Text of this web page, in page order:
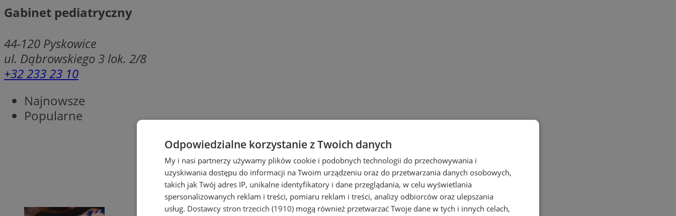
Gabinet pediatryczny
44-120 Pyskowice
ul. Dąbrowskiego 3 lok. 2/8
+32 233 23 10
Najnowsze
Popularne
Odpowiedzialne korzystanie z Twoich danych
My i nasi partnerzy używamy plików cookie i podobnych technologii do przechowywania i
uzyskiwania dostępu do informacji na Twoim urządzeniu oraz do przetwarzania danych osobowych,
takich jak Twój adres IP, unikalne identyfikatory i dane przeglądania, w celu wyświetlania
spersonalizowanych reklam i treści, pomiaru reklam i treści, analizy odbiorców oraz ulepszania
usług. Dostawcy stron trzecich (1910) mogą również przetwarzać Twoje dane w tych i innych celach,